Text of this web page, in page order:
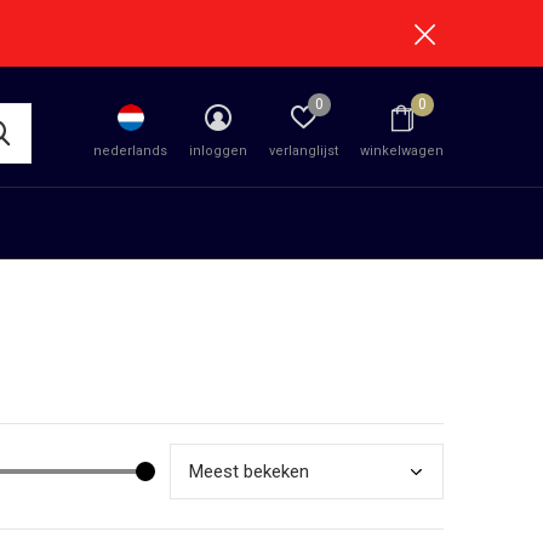
nederlands inloggen verlanglijst
0
winkelwagen
0